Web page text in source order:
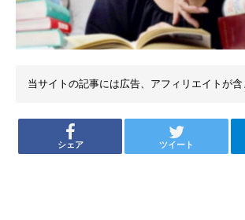
当サイトの記事には広告、アフィリエイトが含
シェア ツイート